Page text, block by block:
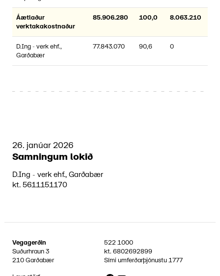
Áætlaður
verktakakostnaður
85.906.280 100,0 8.063.210
D.Ing - verk ehf.,
Garðabær
77.843.070 90,6 0
26. janúar 2026
Samningum lokið
D.Ing - verk ehf., Garðabær
kt. 5611151170
Vegagerðin
Suðurhraun 3
210 Garðabær
522 1000
kt.6802692899
Sími umferðarþjónustu1777